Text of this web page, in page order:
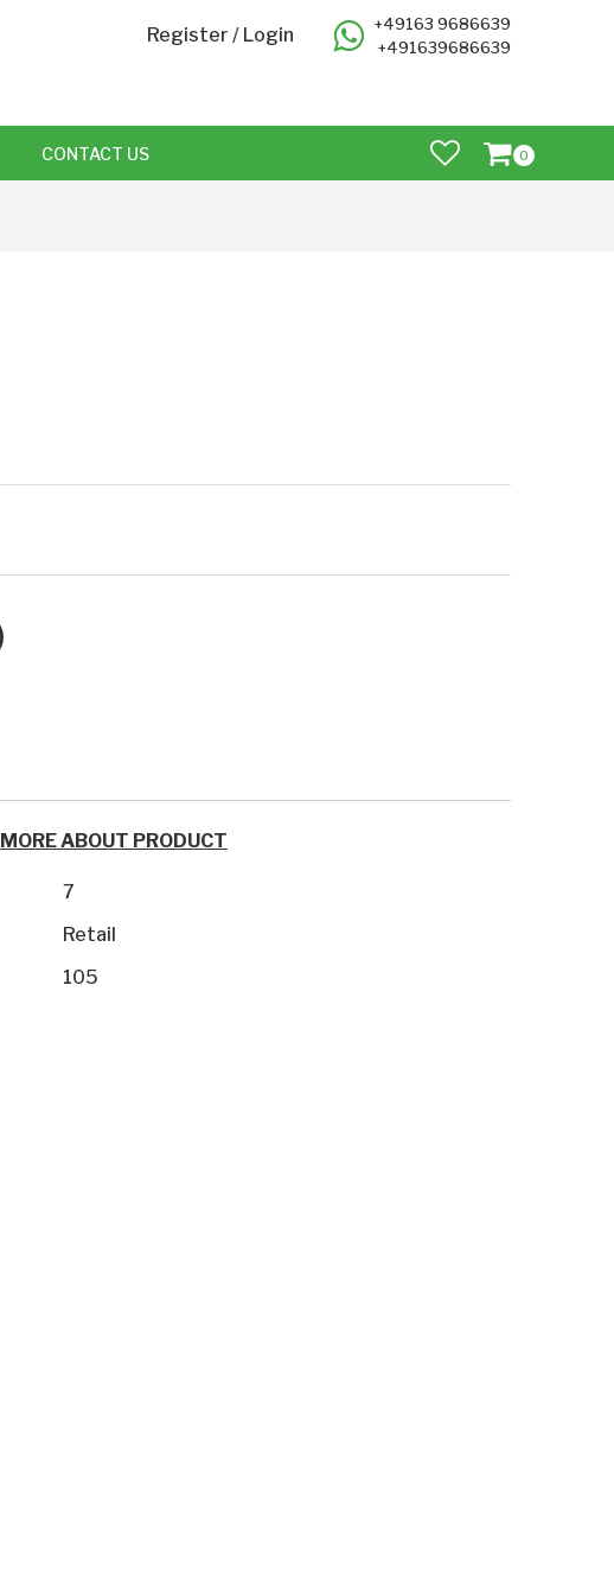
Register / Login
+49163 9686639
+491639686639
CONTACT US 0
MORE ABOUT PRODUCT
7
Retail
105